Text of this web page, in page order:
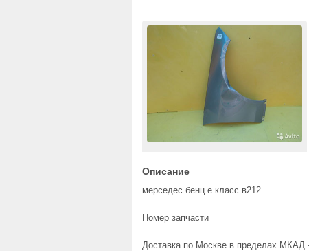
Описание
мерседес бенц е класс в212
Номер запчасти
Доставка по Москве в пределах МКАД